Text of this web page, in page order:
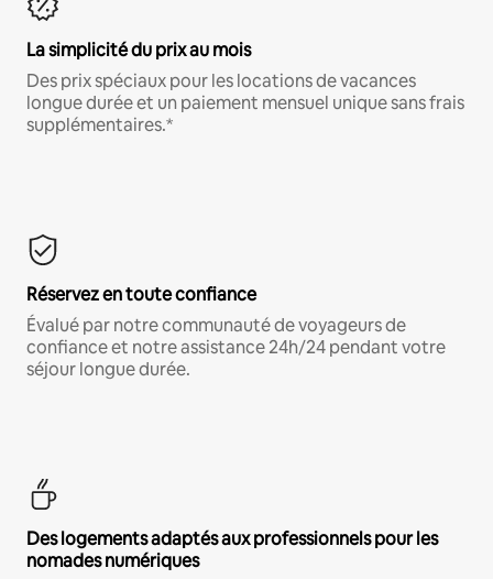
La simplicité du prix au mois
Des prix spéciaux pour les locations de vacances
longue durée et un paiement mensuel unique sans frais
supplémentaires.*
Réservez en toute confiance
Évalué par notre communauté de voyageurs de
confiance et notre assistance 24h/24 pendant votre
séjour longue durée.
Des logements adaptés aux professionnels pour les
nomades numériques